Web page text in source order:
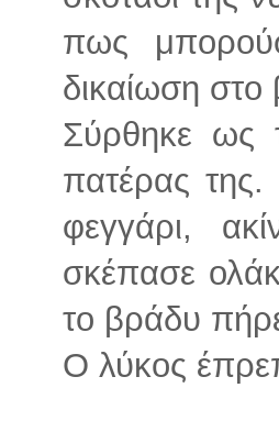
πως
δικαίωση
Σύρθηκε ως
πατέρας της.
φεγγάρι,
σκέπασε
το βράδυ
Ο λύκος